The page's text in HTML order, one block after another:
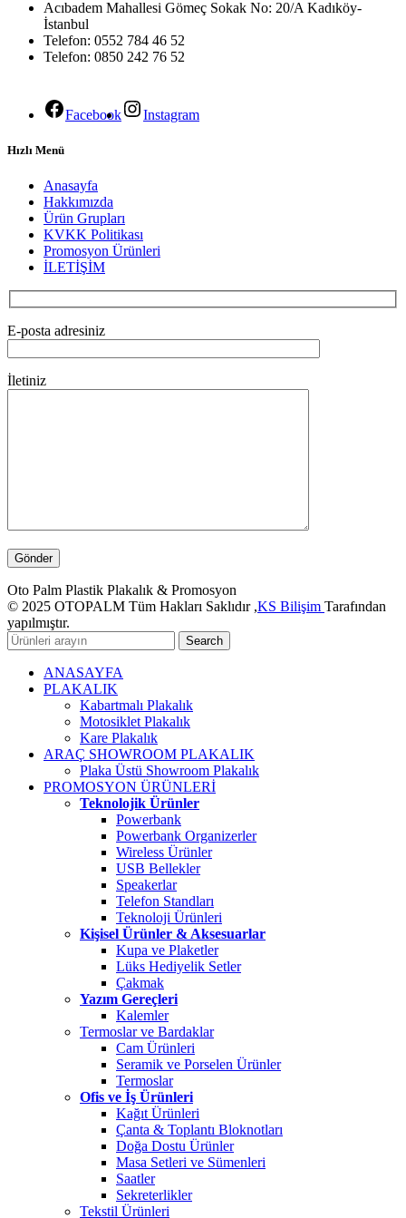
Acıbadem Mahallesi Gömeç Sokak No: 20/A Kadıköy-
İstanbul
Telefon: 0552 784 46 52
Telefon: 0850 242 76 52
Facebook Instagram
Hızlı Menü
Anasayfa
Hakkımızda
Ürün Grupları
KVKK Politikası
Promosyon Ürünleri
İLETİŞİM
E-posta adresiniz
İletiniz
Oto Palm Plastik Plakalık & Promosyon
© 2025 OTOPALM Tüm Hakları Saklıdır ,KS Bilişim Tarafından
yapılmıştır.
Search
ANASAYFA
PLAKALIK
Kabartmalı Plakalık
Motosiklet Plakalık
Kare Plakalık
ARAÇ SHOWROOM PLAKALIK
Plaka Üstü Showroom Plakalık
PROMOSYON ÜRÜNLERİ
Teknolojik Ürünler
Powerbank
Powerbank Organizerler
Wireless Ürünler
USB Bellekler
Speakerlar
Telefon Standları
Teknoloji Ürünleri
Kişisel Ürünler & Aksesuarlar
Kupa ve Plaketler
Lüks Hediyelik Setler
Çakmak
Yazım Gereçleri
Kalemler
Termoslar ve Bardaklar
Cam Ürünleri
Seramik ve Porselen Ürünler
Termoslar
Ofis ve İş Ürünleri
Kağıt Ürünleri
Çanta & Toplantı Bloknotları
Doğa Dostu Ürünler
Masa Setleri ve Sümenleri
Saatler
Sekreterlikler
Tekstil Ürünleri